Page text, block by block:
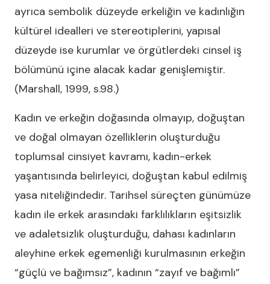
ayrıca sembolik düzeyde erkeliğin ve kadınlığın
kültürel idealleri ve stereotiplerini, yapısal
düzeyde ise kurumlar ve örgütlerdeki cinsel iş
bölümünü içine alacak kadar genişlemiştir.
(Marshall, 1999, s.98.)
Kadın ve erkeğin doğasında olmayıp, doğuştan
ve doğal olmayan özelliklerin oluşturduğu
toplumsal cinsiyet kavramı, kadın-erkek
yaşantısında belirleyici, doğuştan kabul edilmiş
yasa niteliğindedir. Tarihsel süreçten günümüze
kadın ile erkek arasındaki farklılıkların eşitsizlik
ve adaletsizlik oluşturduğu, dahası kadınların
aleyhine erkek egemenliği kurulmasının erkeğin
“güçlü ve bağımsız”, kadının “zayıf ve bağımlı”